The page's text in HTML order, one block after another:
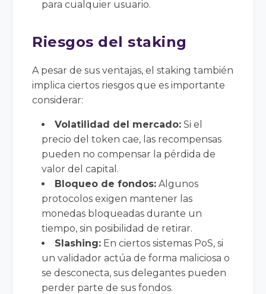
para cualquier usuario.
Riesgos del staking
A pesar de sus ventajas, el staking también
implica ciertos riesgos que es importante
considerar:
Volatilidad del mercado: Si el
precio del token cae, las recompensas
pueden no compensar la pérdida de
valor del capital.
Bloqueo de fondos: Algunos
protocolos exigen mantener las
monedas bloqueadas durante un
tiempo, sin posibilidad de retirar.
Slashing: En ciertos sistemas PoS, si
un validador actúa de forma maliciosa o
se desconecta, sus delegantes pueden
perder parte de sus fondos.